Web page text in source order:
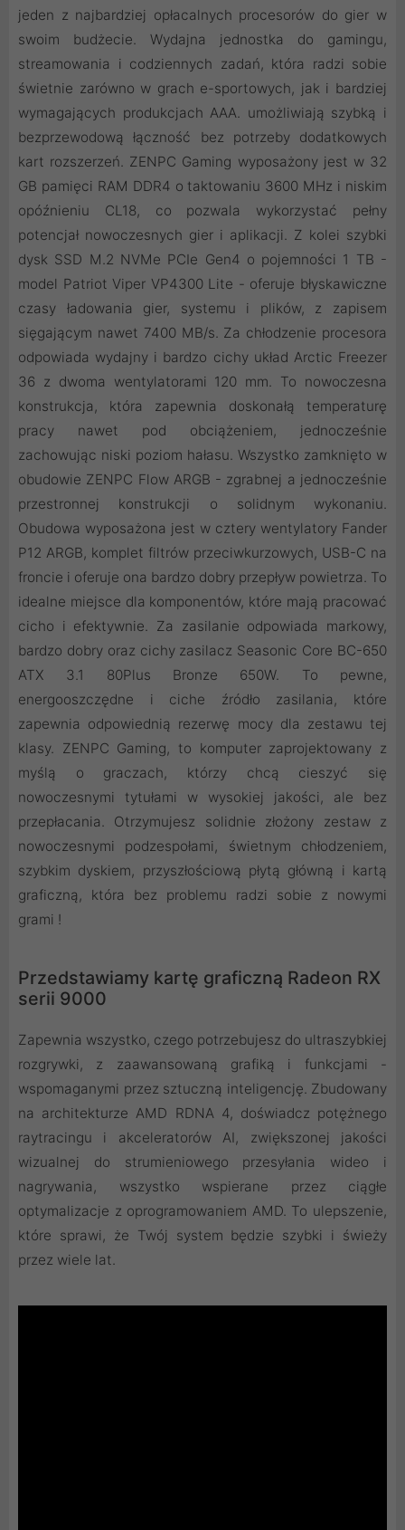
jeden z najbardziej opłacalnych procesorów do gier w
swoim budżecie. Wydajna jednostka do gamingu,
streamowania i codziennych zadań, która radzi sobie
świetnie zarówno w grach e-sportowych, jak i bardziej
wymagających produkcjach AAA. umożliwiają szybką i
bezprzewodową łączność bez potrzeby dodatkowych
kart rozszerzeń. ZENPC Gaming wyposażony jest w 32
GB pamięci RAM DDR4 o taktowaniu 3600 MHz i niskim
opóźnieniu CL18, co pozwala wykorzystać pełny
potencjał nowoczesnych gier i aplikacji. Z kolei szybki
dysk SSD M.2 NVMe PCIe Gen4 o pojemności 1 TB -
model Patriot Viper VP4300 Lite - oferuje błyskawiczne
czasy ładowania gier, systemu i plików, z zapisem
sięgającym nawet 7400 MB/s. Za chłodzenie procesora
odpowiada wydajny i bardzo cichy układ Arctic Freezer
36 z dwoma wentylatorami 120 mm. To nowoczesna
konstrukcja, która zapewnia doskonałą temperaturę
pracy nawet pod obciążeniem, jednocześnie
zachowując niski poziom hałasu. Wszystko zamknięto w
obudowie ZENPC Flow ARGB - zgrabnej a jednocześnie
przestronnej konstrukcji o solidnym wykonaniu.
Obudowa wyposażona jest w cztery wentylatory Fander
P12 ARGB, komplet filtrów przeciwkurzowych, USB-C na
froncie i oferuje ona bardzo dobry przepływ powietrza. To
idealne miejsce dla komponentów, które mają pracować
cicho i efektywnie. Za zasilanie odpowiada markowy,
bardzo dobry oraz cichy zasilacz Seasonic Core BC-650
ATX 3.1 80Plus Bronze 650W. To pewne,
energooszczędne i ciche źródło zasilania, które
zapewnia odpowiednią rezerwę mocy dla zestawu tej
klasy. ZENPC Gaming, to komputer zaprojektowany z
myślą o graczach, którzy chcą cieszyć się
nowoczesnymi tytułami w wysokiej jakości, ale bez
przepłacania. Otrzymujesz solidnie złożony zestaw z
nowoczesnymi podzespołami, świetnym chłodzeniem,
szybkim dyskiem, przyszłościową płytą główną i kartą
graficzną, która bez problemu radzi sobie z nowymi
grami !
Przedstawiamy kartę graficzną Radeon RX
serii 9000
Zapewnia wszystko, czego potrzebujesz do ultraszybkiej
rozgrywki, z zaawansowaną grafiką i funkcjami -
wspomaganymi przez sztuczną inteligencję. Zbudowany
na architekturze AMD RDNA 4, doświadcz potężnego
raytracingu i akceleratorów AI, zwiększonej jakości
wizualnej do strumieniowego przesyłania wideo i
nagrywania, wszystko wspierane przez ciągłe
optymalizacje z oprogramowaniem AMD. To ulepszenie,
które sprawi, że Twój system będzie szybki i świeży
przez wiele lat.